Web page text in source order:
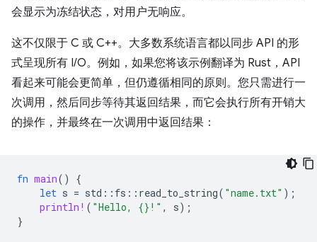
会显示为冻结状态，对用户无响应。
这不仅限于 C 或 C++。大多数系统语言都以同步 API 的形
式呈现所有 I/O。例如，如果您将该示例翻译为 Rust，API
看起来可能会更简单，但仍遵循相同的原则。您只需进行一
次调用，然后同步等待其返回结果，而它会执行所有开销大
的操作，并最终在一次调用中返回结果：
fn main()
{
let s = std :: fs :: read_to_string( "name.txt" );
println! ( "Hello, {}!" , s);
}